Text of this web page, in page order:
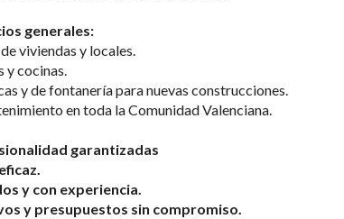
generales:
viviendas y locales.
y cocinas.
y de fontanería para nuevas construcciones.
en toda la Comunidad Valenciana.
garantizadas
y con experiencia.
y presupuestos sin compromiso.